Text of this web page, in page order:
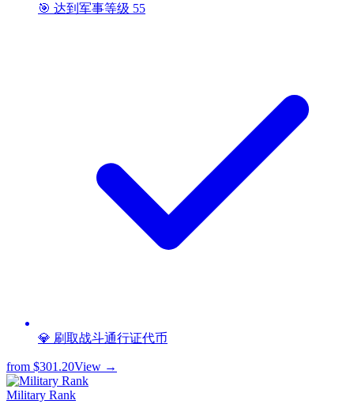
🎯 达到军事等级 55
💎 刷取战斗通行证代币
from $301.20View →
Military Rank